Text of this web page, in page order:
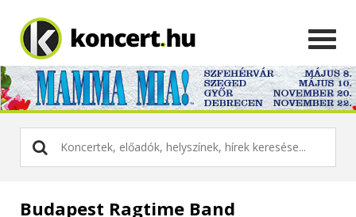
Budapest Ragtime Band